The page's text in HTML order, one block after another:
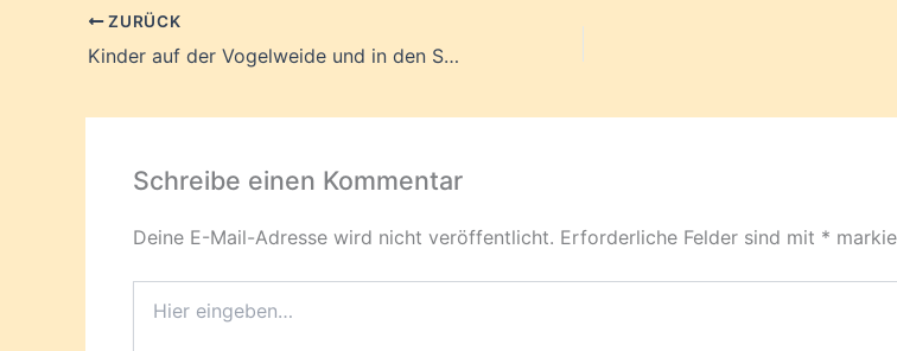
ZURÜCK
Kinder auf der Vogelweide und in den Straßen
Schreibe einen Kommentar
Deine E-Mail-Adresse wird nicht veröffentlicht. Erforderliche Felder sind mit *
eingeben…